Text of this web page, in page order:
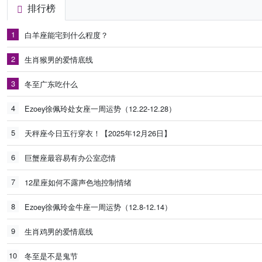
排行榜
1 白羊座能宅到什么程度？
2 生肖猴男的爱情底线
3 冬至广东吃什么
4 Ezoey徐佩玲处女座一周运势（12.22-12.28）
5 天秤座今日五行穿衣！【2025年12月26日】
6 巨蟹座最容易有办公室恋情
7 12星座如何不露声色地控制情绪
8 Ezoey徐佩玲金牛座一周运势（12.8-12.14）
9 生肖鸡男的爱情底线
10 冬至是不是鬼节